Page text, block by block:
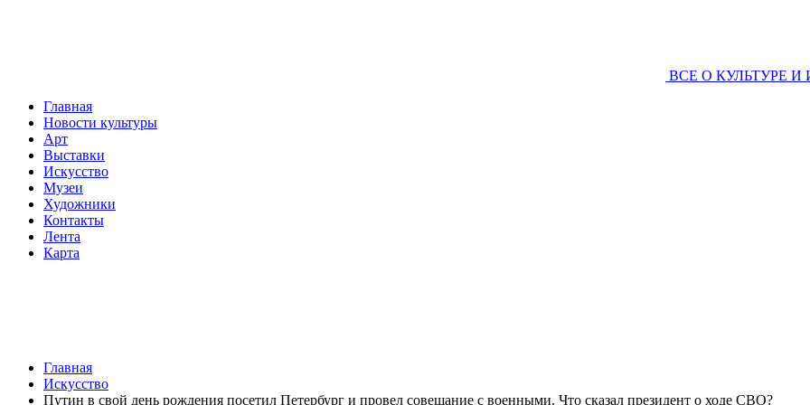
ВСЕ О КУЛЬТУРЕ И
Главная
Новости культуры
Арт
Выставки
Искусство
Музеи
Художники
Контакты
Лента
Карта
Главная
Искусство
Путин в свой день рождения посетил Петербург и провел совещание с военными. Что сказал президент о ходе СВО?